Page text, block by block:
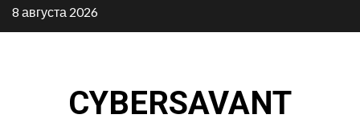
Перейти
к
8 августа 2026
CYBERSAVANT